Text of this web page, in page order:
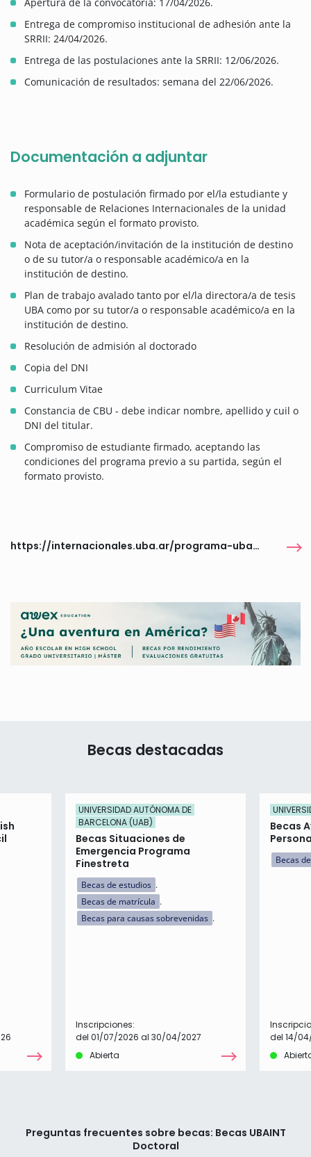
Entrega de compromiso institucional de adhesión ante la
SRRII: 24/04/2026.
Entrega de las postulaciones ante la SRRII: 12/06/2026.
Comunicación de resultados: semana del 22/06/2026.
Documentación a adjuntar
Formulario de postulación firmado por el/la estudiante y
responsable de Relaciones Internacionales de la unidad
académica según el formato provisto.
Nota de aceptación/invitación de la institución de destino
o de su tutor/a o responsable académico/a en la
institución de destino.
Plan de trabajo avalado tanto por el/la directora/a de tesis
UBA como por su tutor/a o responsable académico/a en la
institución de destino.
Resolución de admisión al doctorado
Copia del DNI
Curriculum Vitae
Constancia de CBU - debe indicar nombre, apellido y cuil o
DNI del titular.
Compromiso de estudiante firmado, aceptando las
condiciones del programa previo a su partida, según el
formato provisto.
https://internacionales.uba.ar/programa-uba-int-doctoral-2-2026
Becas destacadas
UNIVERSIDAD AUTÓNOMA DE
BARCELONA (UAB)
Becas Situaciones de
Emergencia Programa
Finestreta
Becas de estudios
Becas de matrícula
Becas para causas sobrevenidas
Inscripciones:
del 01/07/2026 al 30/04/2027
Abierta
Becas
Becas
del 14/
Preguntas frecuentes sobre becas: Becas UBAINT
Doctoral